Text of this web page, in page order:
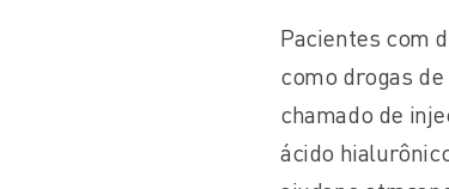
Pacientes com
como drogas
chamado de
ácido